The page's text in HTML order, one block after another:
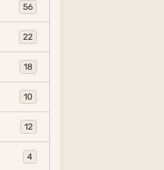
56
22
18
10
12
4